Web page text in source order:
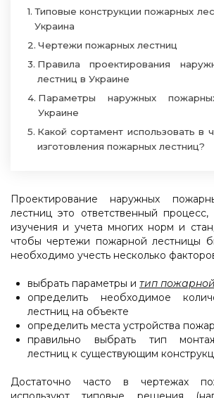
Типовые конструкции пожарных
Украина
Чертежи пожарных лестниц
Правила проектирования
лестниц в Украине
Параметры наружных
Украине
Какой сортамент использовать в
изготовления пожарных лестниц?
Проектирование наружных
лестниц это ответственный
изучения и учета многих норм и
чтобы чертежи пожарной лестницы
необходимо учесть несколько
выбрать параметры и тип
определить необходимое
лестниц на объекте
определить места устройства
правильно выбрать тип
лестниц к существующим
Достаточно часто в чертежах